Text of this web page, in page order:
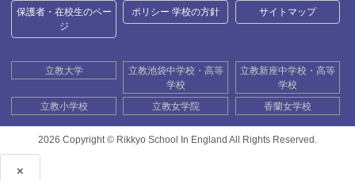
保護者・在校生のペー
ジ
ポリシー 学校の方針 サイトマップ
立教大学
立教池袋中学校・高等
学校
立教新座中学校・高等
学校
立教小学校
立教女学院 香蘭女学校
2026 Copyright © Rikkyo School In England All Rights Reserved.
×